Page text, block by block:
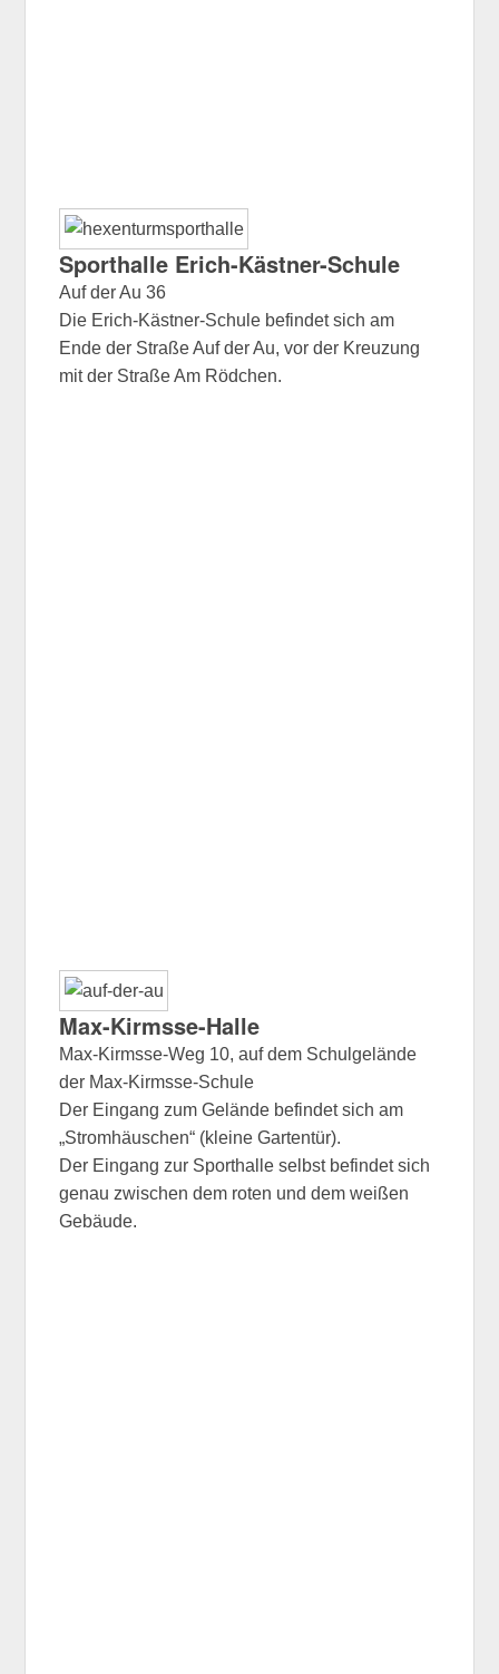
Sporthalle Erich-Kästner-Schule
Auf der Au 36
Die Erich-Kästner-Schule befindet sich am
Ende der Straße Auf der Au, vor der Kreuzung
mit der Straße Am Rödchen.
Max-Kirmsse-Halle
Max-Kirmsse-Weg 10, auf dem Schulgelände
der Max-Kirmsse-Schule
Der Eingang zum Gelände befindet sich am
„Stromhäuschen“ (kleine Gartentür).
Der Eingang zur Sporthalle selbst befindet sich
genau zwischen dem roten und dem weißen
Gebäude.